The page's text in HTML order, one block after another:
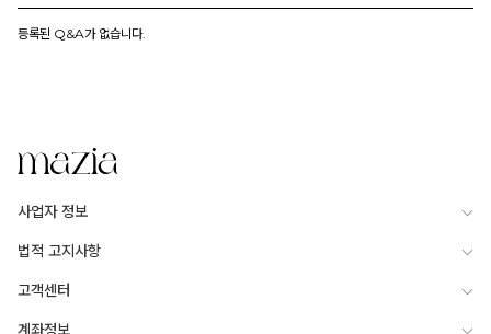
등록된 Q&A가 없습니다.
사업자 정보
법적 고지사항
고객센터
계좌정보